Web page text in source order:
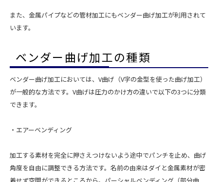
また、金属パイプなどの管材加工にもベンダー曲げ加工が利用されて
います。
ベンダー曲げ加工の種類
ベンダー曲げ加工においては、V曲げ（V字の金型を使った曲げ加工）
が一般的な方法です。V曲げは圧力のかけ方の違いで以下の3つに分類
できます。
・エアーベンディング
加工する素材を完全に押さえつけないよう途中でパンチを止め、曲げ
角度を自由に調整できる方法です。名前の由来はダイと金属素材が密
着せず空間ができるところから。パーシャルベンディング（部分曲